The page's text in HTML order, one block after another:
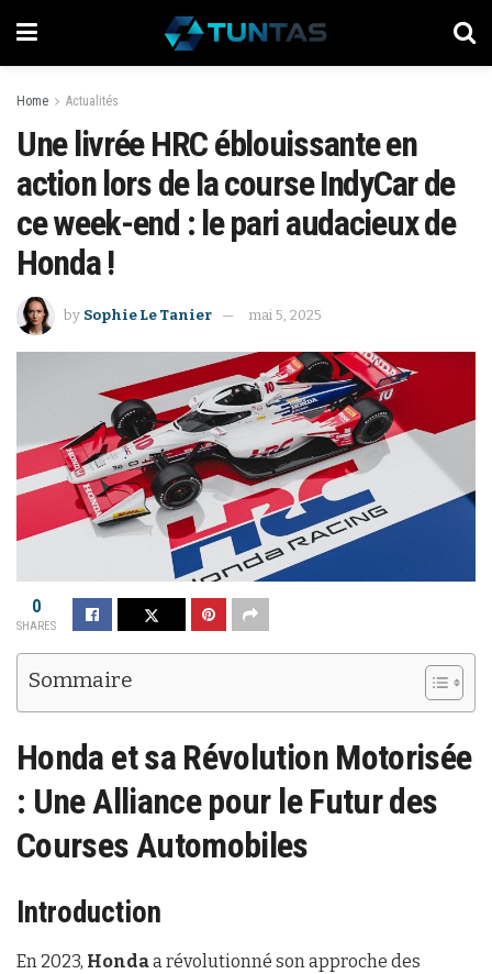
Home Actualités
Une livrée HRC éblouissante en
action lors de la course IndyCar de
ce week-end : le pari audacieux de
Honda !
by Sophie Le Tanier mai 5, 2025
0
SHARES
Sommaire
Honda et sa Révolution Motorisée
: Une Alliance pour le Futur des
Courses Automobiles
Introduction
En 2023, Hondaa révolutionné son approche des